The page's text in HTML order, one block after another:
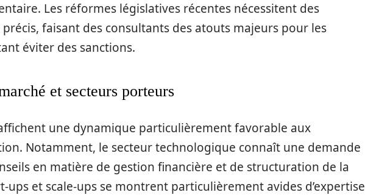
Les réformes législatives récentes nécessitent des
faisant des consultants des atouts majeurs pour les
éviter des sanctions.
et secteurs porteurs
une dynamique particulièrement favorable aux
Notamment, le secteur technologique connaît une demande
en matière de gestion financière et de structuration de la
ups et scale-ups se montrent particulièrement avides d’expertise